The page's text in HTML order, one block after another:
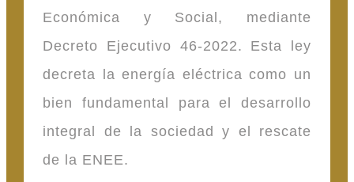
Económica y Social, mediante
Decreto Ejecutivo 46-2022. Esta ley
decreta la energía eléctrica como un
bien fundamental para el desarrollo
integral de la sociedad y el rescate
de la ENEE.